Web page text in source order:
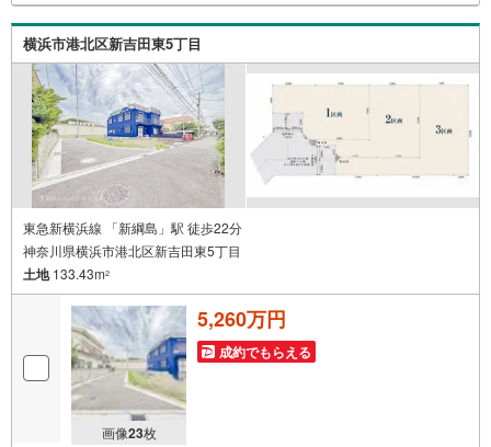
なく！授乳室やおむつ交換室も備えております。【とこと
ん納得】創業38周年の実績。東京・神奈川・埼玉エリアに1
3店舗展開中です。契約件数5万件を突破した、経験と実績
でお客様により良いご提案をするとともに、私たちはお客
様に安心と安全を提供する自信があります。
横浜市港北区新吉田東5丁目
東急新横浜線 「新綱島」駅 徒歩22分
神奈川県横浜市港北区新吉田東5丁目
土地133.43m2
画像23枚
5,260万円
成約でもらえる